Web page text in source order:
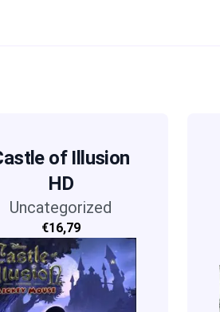
of Illusion
HD
Uncategorized
€16,79